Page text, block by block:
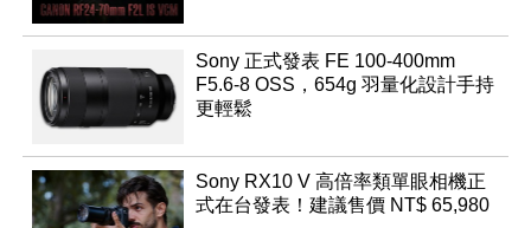
Sony 正式發表 FE 100-400mm
F5.6-8 OSS，654g 羽量化設計手持
更輕鬆
Sony RX10 V 高倍率類單眼相機正
式在台發表！建議售價 NT$ 65,980